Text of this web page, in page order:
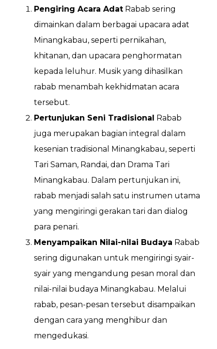
Pengiring Acara Adat Rabab sering
dimainkan dalam berbagai upacara adat
Minangkabau, seperti pernikahan,
khitanan, dan upacara penghormatan
kepada leluhur. Musik yang dihasilkan
rabab menambah kekhidmatan acara
tersebut.
Pertunjukan Seni Tradisional Rabab
juga merupakan bagian integral dalam
kesenian tradisional Minangkabau, seperti
Tari Saman, Randai, dan Drama Tari
Minangkabau. Dalam pertunjukan ini,
rabab menjadi salah satu instrumen utama
yang mengiringi gerakan tari dan dialog
para penari.
Menyampaikan Nilai-nilai Budaya Rabab
sering digunakan untuk mengiringi syair-
syair yang mengandung pesan moral dan
nilai-nilai budaya Minangkabau. Melalui
rabab, pesan-pesan tersebut disampaikan
dengan cara yang menghibur dan
mengedukasi.